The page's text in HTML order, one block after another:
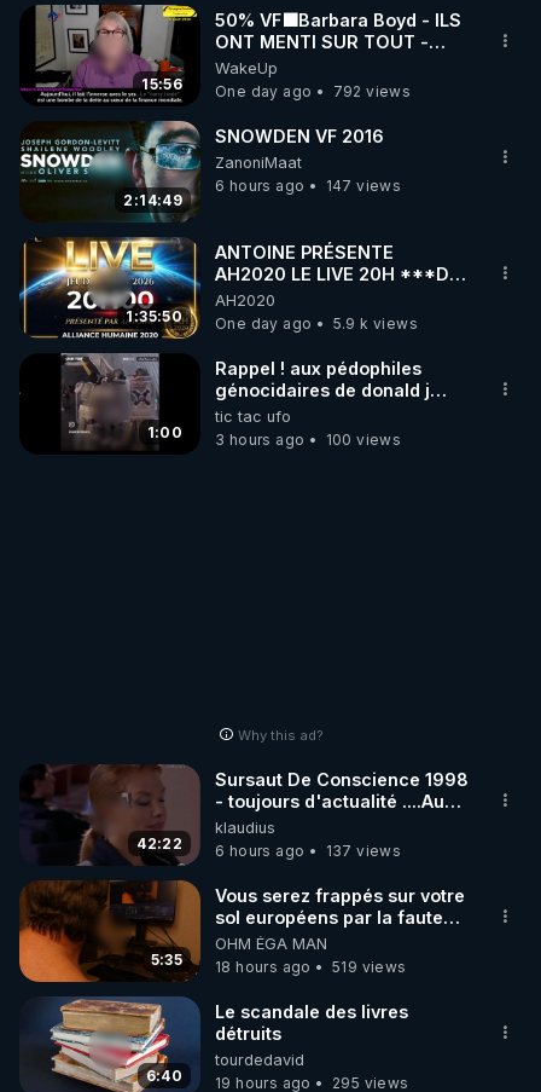
15:56
50% VF🟩Barbara Boyd - ILS
ONT MENTI SUR TOUT -
Jocelyne Traduction
WakeUp
One day ago
792 views
2:14:49
SNOWDEN VF 2016
ZanoniMaat
6 hours ago
147 views
1:35:50
ANTOINE PRÉSENTE
AH2020 LE LIVE 20H ***DU
06/08/2026***
AH2020
One day ago
5.9 k views
1:00
Rappel ! aux pédophiles
génocidaires de donald j
trump et ses supporters
trumpistes 424et 666.
tic tac ufo
3 hours ago
100 views
Why this ad?
42:22
Sursaut De Conscience 1998
- toujours d'actualité ....Au
Dela Du Réel
klaudius
6 hours ago
137 views
5:35
Vous serez frappés sur votre
sol européens par la faute
des dirigeants qui s'en
mettent dans le nez
OHM ÉGA MAN
18 hours ago
519 views
6:40
Le scandale des livres
détruits
tourdedavid
19 hours ago
295 views